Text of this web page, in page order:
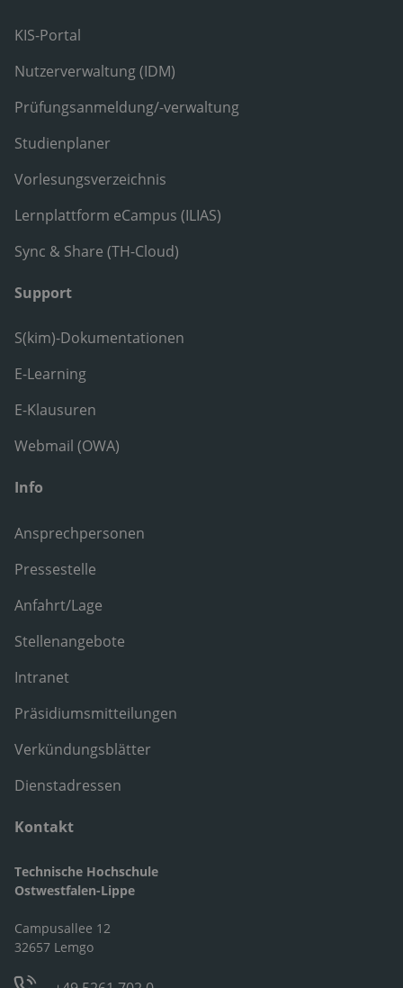
KIS-Portal
Nutzerverwaltung (IDM)
Prüfungsanmeldung/-verwaltung
Studienplaner
Vorlesungsverzeichnis
Lernplattform eCampus (ILIAS)
Sync & Share (TH-Cloud)
Support
S(kim)-Dokumentationen
E-Learning
E-Klausuren
Webmail (OWA)
Info
Ansprechpersonen
Pressestelle
Anfahrt/Lage
Stellenangebote
Intranet
Präsidiumsmitteilungen
Verkündungsblätter
Dienstadressen
Kontakt
Technische Hochschule
Ostwestfalen-Lippe
Campusallee 12
32657 Lemgo